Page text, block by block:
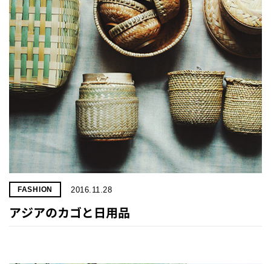
FASHION 2016.11.28
アジアのカゴと日用品